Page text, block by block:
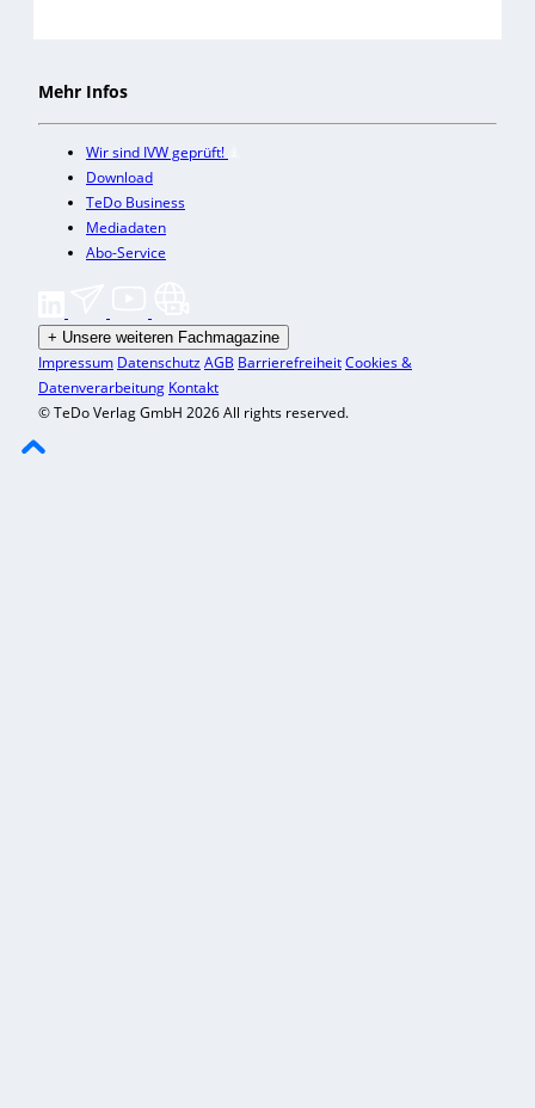
Mehr Infos
Wir sind IVW geprüft!
Download
TeDo Business
Mediadaten
Abo-Service
+ Unsere weiteren Fachmagazine
Impressum DatenschutzAGB BarrierefreiheitCookies &
Datenverarbeitung Kontakt
© TeDo Verlag GmbH 2026 All rights reserved.